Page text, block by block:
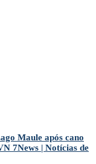
Maule após cano
7News | Notícias de